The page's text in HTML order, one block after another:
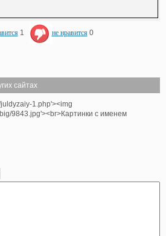
1 не нравится 0
сайтах
1.php'><img
9843.jpg'><br>Картинки с именем